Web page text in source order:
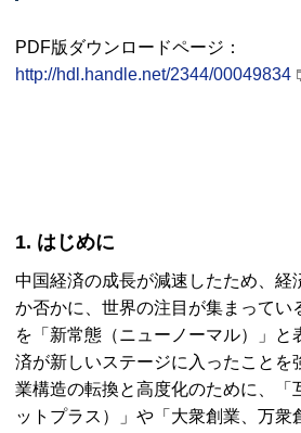
PDF版ダウンロードページ：
http://hdl.handle.net/2344/00049834
1. はじめに
中国経済の成長が減速したため、経
か否かに、世界の注目が集まってい
を「新常態（ニューノーマル）」と
済が新しいステージに入ったことを
業構造の転換と高度化のために、「
ットプラス）」や「大衆創業、万衆